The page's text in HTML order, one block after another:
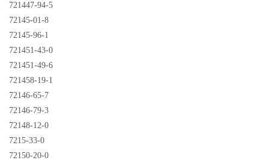
721447-94-5
72145-01-8
72145-96-1
721451-43-0
721451-49-6
721458-19-1
72146-65-7
72146-79-3
72148-12-0
7215-33-0
72150-20-0